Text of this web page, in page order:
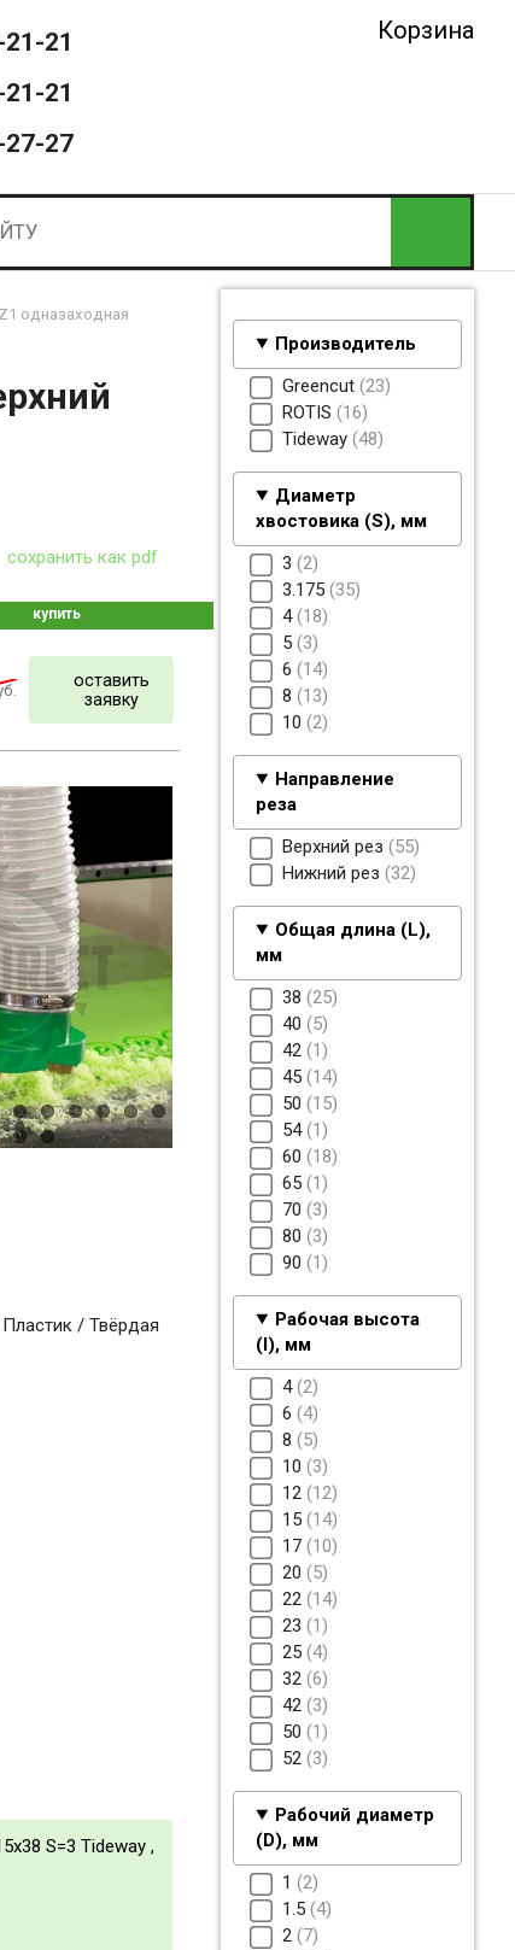
21
21
27-27
Корзина
Производитель
Greencut 23
ROTIS 16
Tideway 48
Диаметр
хвостовика (S), мм
3 2
3.175 35
4 18
5 3
6 14
8 13
10 2
Направление
реза
Верхний рез 55
Нижний рез 32
Общая длина (L),
мм
38 25
40 5
42 1
45 14
50 15
54 1
60 18
65 1
70 3
80 3
90 1
Рабочая высота
(I), мм
4 2
6 4
8 5
10 3
12 12
15 14
17 10
20 5
22 14
23 1
25 4
32 6
42 3
50 1
52 3
Рабочий диаметр
(D), мм
1 2
1.5 4
2 7
одназаходная
сохранить как pdf
купить
оставить
заявку
/ Твёрдая
S=3 Tideway ,